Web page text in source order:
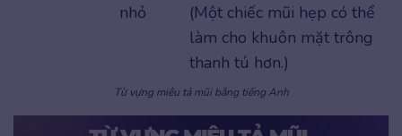
nhỏ
(Một chiếc mũi hẹp có thể
làm cho khuôn mặt trông
thanh tú hơn.)
Từ vựng miêu tả mũi bằng tiếng Anh